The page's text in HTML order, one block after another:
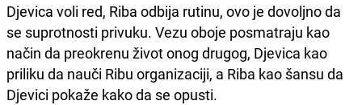
Djevica voli red, Riba odbija rutinu, ovo je dovoljno da
se suprotnosti privuku. Vezu oboje posmatraju kao
način da preokrenu život onog drugog, Djevica kao
priliku da nauči Ribu organizaciji, a Riba kao šansu da
Djevici pokaže kako da se opusti.